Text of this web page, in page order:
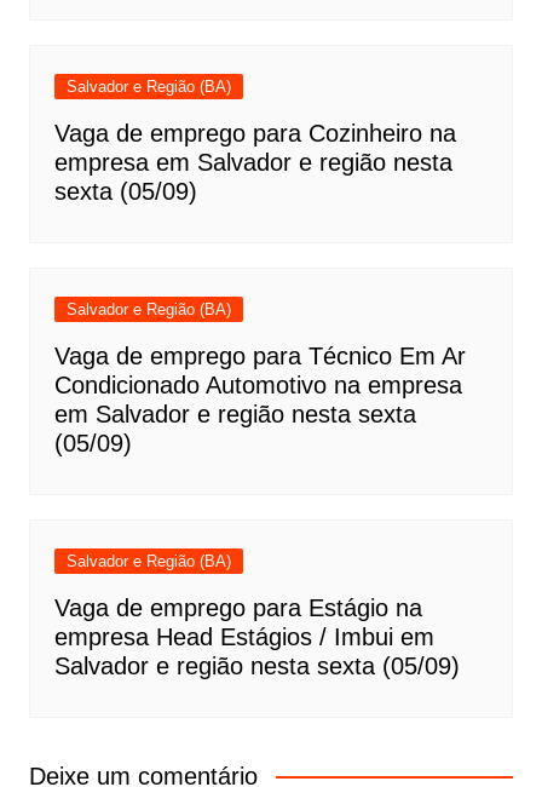
Salvador e Região (BA)
Vaga de emprego para Cozinheiro na
empresa em Salvador e região nesta
sexta (05/09)
Salvador e Região (BA)
Vaga de emprego para Técnico Em Ar
Condicionado Automotivo na empresa
em Salvador e região nesta sexta
(05/09)
Salvador e Região (BA)
Vaga de emprego para Estágio na
empresa Head Estágios / Imbui em
Salvador e região nesta sexta (05/09)
Deixe um comentário